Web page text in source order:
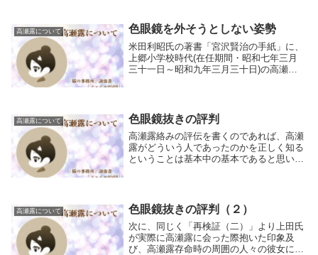
たいと思いま...
高瀬露について 色眼鏡を外そうとしない姿勢
米田利昭氏の著書「宮沢賢治の手紙」に、
上郷小学校時代(在任期間・昭和七年三月
三十一日～昭和九年三月三十日)の高瀬露
市上郷小学校...
高瀬露について 色眼鏡抜きの評判
高瀬露絡みの評伝を書くのであれば、高瀬
露がどういう人であったのかを正しく知る
ということは基本中の基本であると思いま
れを怠ってい...
高瀬露について 色眼鏡抜きの評判（２）
次に、同じく「再検証（二）」より上田氏
が実際に高瀬露に会った際抱いた印象及
び、高瀬露存命時の周囲の人々の彼女に対